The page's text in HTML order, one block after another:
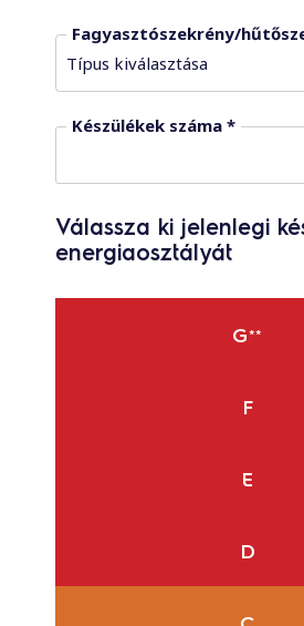
Fagyasztószekrény/
Készülékek száma *
Válassza ki jelenlegi
energiaosztályát
G**
F
E
D